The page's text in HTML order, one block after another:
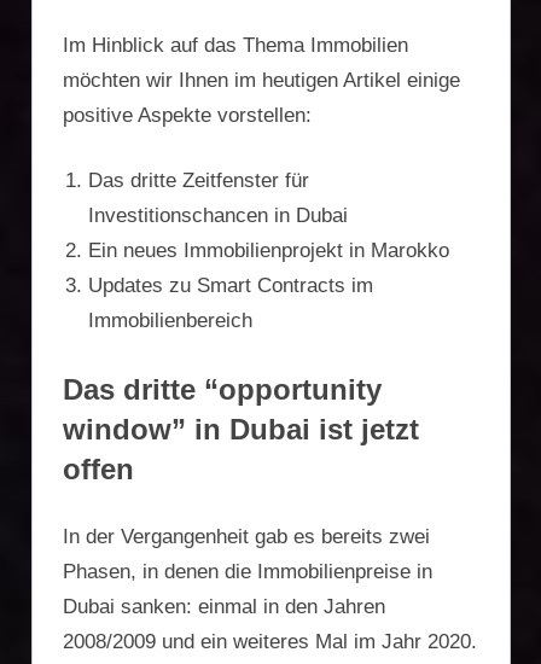
Im Hinblick auf das Thema Immobilien
möchten wir Ihnen im heutigen Artikel einige
positive Aspekte vorstellen:
Das dritte Zeitfenster für
Investitionschancen in Dubai
Ein neues Immobilienprojekt in Marokko
Updates zu Smart Contracts im
Immobilienbereich
Das dritte “opportunity
window” in Dubai ist jetzt
offen
In der Vergangenheit gab es bereits zwei
Phasen, in denen die Immobilienpreise in
Dubai sanken: einmal in den Jahren
2008/2009 und ein weiteres Mal im Jahr 2020.